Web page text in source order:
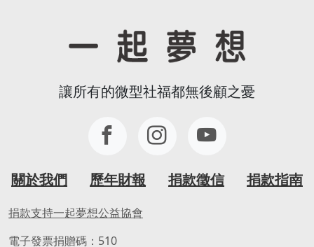
讓所有的微型社福都無後顧之憂
關於我們 歷年財報 捐款徵信 捐款指南
捐款支持一起夢想公益協會
電子發票捐贈碼：510